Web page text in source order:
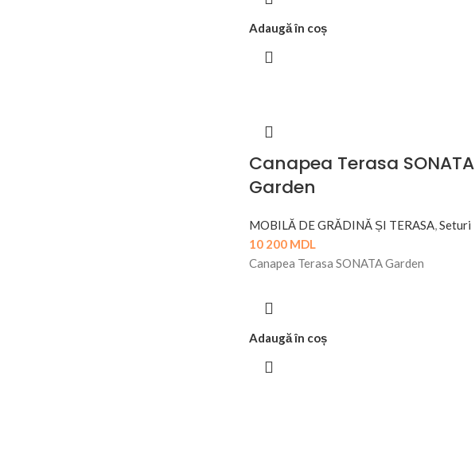
Adaugă în coș
Canapea Terasa SONATA
Garden
MOBILĂ DE GRĂDINĂ ȘI TERASA,Seturi
10 200 MDL
Canapea Terasa SONATA Garden
Adaugă în coș